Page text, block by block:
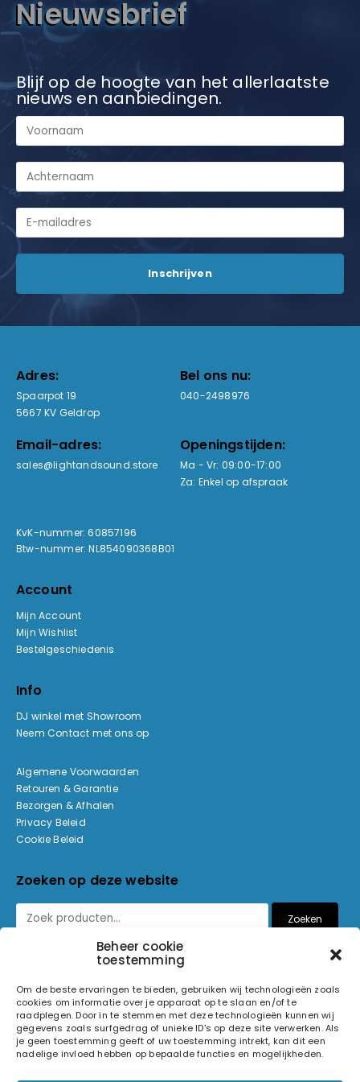
Beheer cookie
toestemming
Om de beste ervaringen te bieden, gebruiken wij technologieën zoals
cookies om informatie over je apparaat op te slaan en/of te
raadplegen. Door in te stemmen met deze technologieën kunnen wij
gegevens zoals surfgedrag of unieke ID's op deze site verwerken. Als
je geen toestemming geeft of uw toestemming intrekt, kan dit een
nadelige invloed hebben op bepaalde functies en mogelijkheden.
Nieuwsbrief
Blijf op de hoogte van het allerlaatste
nieuws en aanbiedingen.
Adres:
Spaarpot 19
5667 KV Geldrop
Bel ons nu:
040-2498976
Email-adres:
sales@lightandsound.store
Openingstijden:
Ma - Vr: 09:00-17:00
Za: Enkel op afspraak
KvK-nummer: 60857196
Btw-nummer: NL854090368B01
Account
Mijn Account
Mijn Wishlist
Bestelgeschiedenis
Info
DJ winkel met Showroom
Neem Contact met ons op
Algemene Voorwaarden
Retouren & Garantie
Bezorgen & Afhalen
Privacy Beleid
Cookie Beleid
Zoeken op deze website
Zoeken